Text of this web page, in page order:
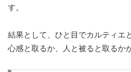
す。
結果として、ひと目でカルティエ
心感と取るか、人と被ると取るか